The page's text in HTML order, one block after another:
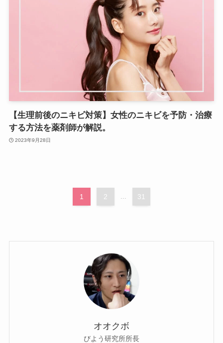
【生理前後のニキビ対策】女性のニキビを予防・治療
する方法を薬剤師が解説。
2023年9月28日
1 2 ... 31
オオクボ
びよう研究所所長